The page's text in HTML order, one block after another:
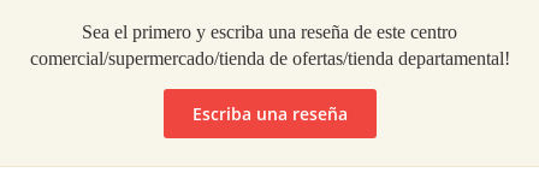
Sea el primero y escriba una reseña de este centro
comercial/supermercado/tienda de ofertas/tienda departamental!
Escriba una reseña